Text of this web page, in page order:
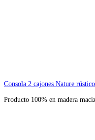
Consola 2 cajones Nature
Producto 100% en madera